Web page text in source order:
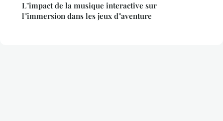
L"impact de la musique interactive sur
l"immersion dans les jeux d"aventure